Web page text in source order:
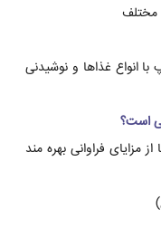
مختلف
با انواع غذاها و نوشیدنی
است؟
مزایای فراوانی بهره مند